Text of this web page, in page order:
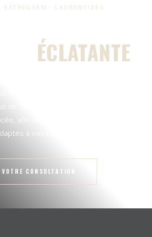
ESTHEDERM · LAURENTIDES
: POUR
ÉCLATANTE
situé à Prévost dans les
mettons à votre disposition une
de 15 ans en médico-esthétique et
afin de vous offrir des soins
à vos besoins.
VOTRE CONSULTATION